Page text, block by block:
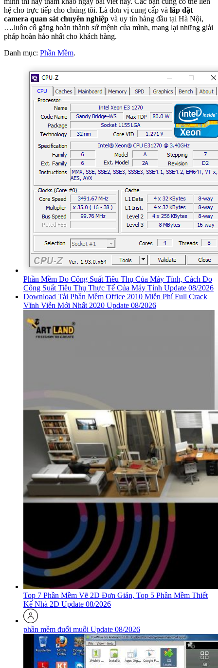
hệ cho trực tiếp cho chúng tôi. Là đơn vị cung cấp và lắp đặt
camera quan sát chuyên nghiệp và uy tín hàng đầu tại Hà Nội,
….luôn cố gắng hoàn thành sứ mệnh của mình, mang lại những giải
pháp hoàn hảo nhất cho khách hàng.
Danh mục: Phần Mềm.
Phần Mềm Đo Công Suất Tiêu Thụ Của Máy Tính, Cách Đo
Công Suất Tiêu Thụ Thực Tế Của Máy Tính Update 08/2026
Download Tải Phần Mềm Office 2010 Miễn Phí Full Crack
Vĩnh Viễn Mới Nhất 2020 Update 08/2026
Top 7 Phần Mềm Vẽ 2D Đơn Giản, Top 5 Phần Mềm Thiết
Kế Nhà 2D Update 08/2026
phần mềm đuổi muỗi Update 08/2026